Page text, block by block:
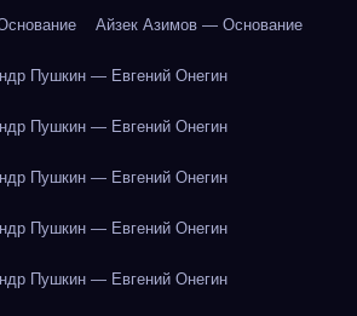
Айзек Азимов — Основание
Пушкин — Евгений Онегин
Пушкин — Евгений Онегин
Пушкин — Евгений Онегин
Пушкин — Евгений Онегин
Пушкин — Евгений Онегин